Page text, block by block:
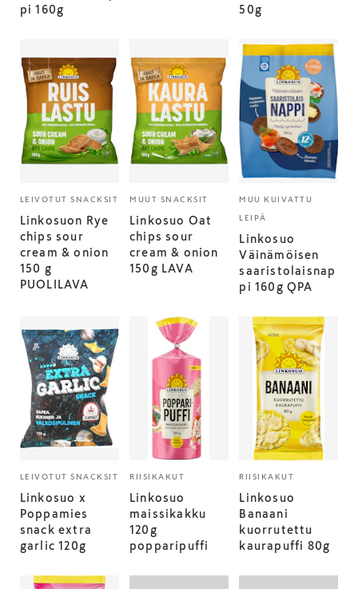
pi 160g
50g
LEIVOTUT SNACKSIT
Linkosuon Rye
chips sour
cream & onion
150 g
PUOLILAVA
MUUT SNACKSIT
Linkosuo Oat
chips sour
cream & onion
150g LAVA
MUU KUIVATTU
LEIPÄ
Linkosuo
Väinämöisen
saaristolaisnap
pi 160g QPA
LEIVOTUT SNACKSIT
Linkosuo x
Poppamies
snack extra
garlic 120g
RIISIKAKUT
Linkosuo
maissikakku
120g
popparipuffi
RIISIKAKUT
Linkosuo
Banaani
kuorrutettu
kaurapuffi 80g